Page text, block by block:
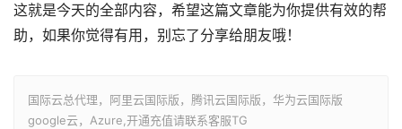
这就是今天的全部内容，希望这篇文章能为你提供有效的帮
助，如果你觉得有用，别忘了分享给朋友哦！
国际云总代理，阿里云国际版，腾讯云国际版，华为云国际版
google云，Azure,开通充值请联系客服TG